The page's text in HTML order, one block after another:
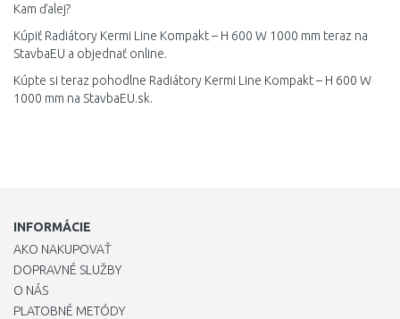
Kam ďalej?
Kúpiť Radiátory Kermi Line Kompakt – H 600 W 1000 mm teraz na
StavbaEU a objednať online.
Kúpte si teraz pohodlne Radiátory Kermi Line Kompakt – H 600 W
1000 mm na StavbaEU.sk.
INFORMÁCIE
AKO NAKUPOVAŤ
DOPRAVNÉ SLUŽBY
O NÁS
PLATOBNÉ METÓDY